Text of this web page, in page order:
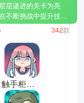
层递进的关卡为亮
不断挑战中提升技
有不同的设计与难
应对。成功通关带来
人愿意不断尝试。操
变化，适合利用碎片
许多人日常放松的选
闯关游戏推荐；植物
跃球球和玩具爆
342款
触手柜子2中文版